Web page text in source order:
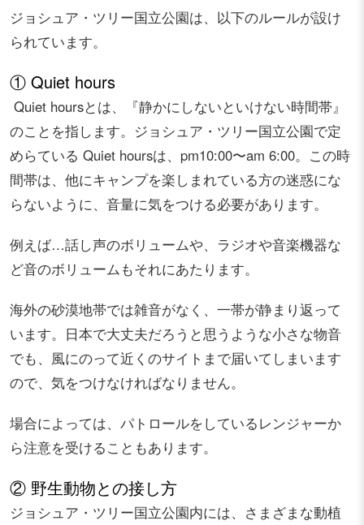
ジョシュア・ツリー国立公園は、以下のルールが設け
られています。
① Quiet hours
Quiet hoursとは、『静かにしないといけない時間帯』
のことを指します。ジョシュア・ツリー国立公園で定
めらている Quiet hoursは、pm10:00〜am 6:00。この時
間帯は、他にキャンプを楽しまれている方の迷惑にな
らないように、音量に気をつける必要があります。
例えば…話し声のボリュームや、ラジオや音楽機器な
ど音のボリュームもそれにあたります。
海外の砂漠地帯では雑音がなく、一帯が静まり返って
います。日本で大丈夫だろうと思うような小さな物音
でも、風にのって近くのサイトまで届いてしまいます
ので、気をつけなければなりません。
場合によっては、パトロールをしているレンジャーか
ら注意を受けることもあります。
② 野生動物との接し方
ジョシュア・ツリー国立公園内には、さまざまな動植